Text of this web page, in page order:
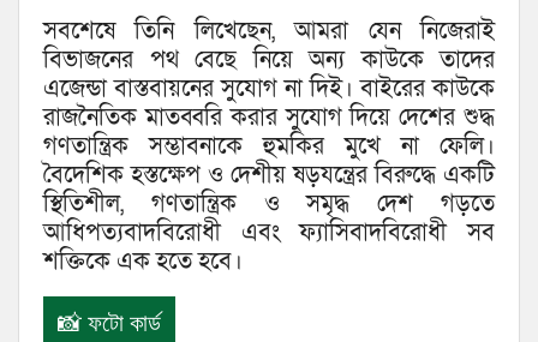
সবশেষে তিনি লিখেছেন, আমরা যেন নিজেরাই
বিভাজনের পথ বেছে নিয়ে অন্য কাউকে তাদের
এজেন্ডা বাস্তবায়নের সুযোগ না দিই। বাইরের কাউকে
রাজনৈতিক মাতব্বরি করার সুযোগ দিয়ে দেশের শুদ্ধ
গণতান্ত্রিক সম্ভাবনাকে হুমকির মুখে না ফেলি।
বৈদেশিক হস্তক্ষেপ ও দেশীয় ষড়যন্ত্রের বিরুদ্ধে একটি
স্থিতিশীল, গণতান্ত্রিক ও সমৃদ্ধ দেশ গড়তে
আধিপত্যবাদবিরোধী এবং ফ্যাসিবাদবিরোধী সব
শক্তিকে এক হতে হবে।
📸 ফটো কার্ড